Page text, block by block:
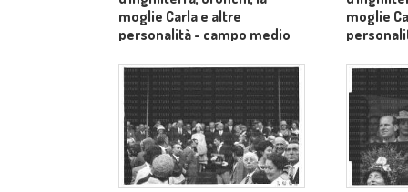
moglie Carla e altre
personalità - campo medio
moglie